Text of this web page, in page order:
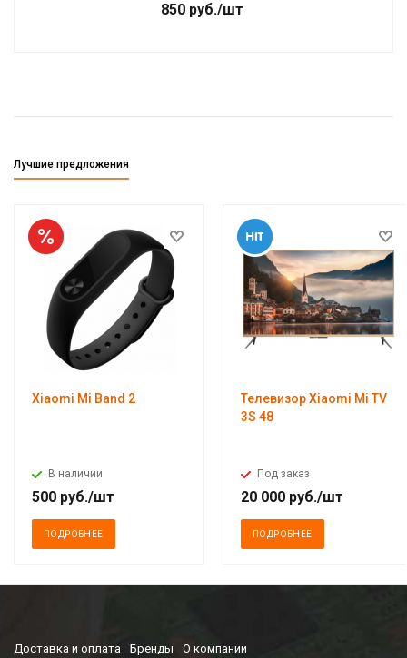
850 руб./шт
Лучшие предложения
Xiaomi Mi Band 2
В наличии
500 руб./шт
ПОДРОБНЕЕ
Телевизор Xiaomi Mi TV
3S 48
Под заказ
20 000 руб./шт
ПОДРОБНЕЕ
Доставка и оплата Бренды О компании